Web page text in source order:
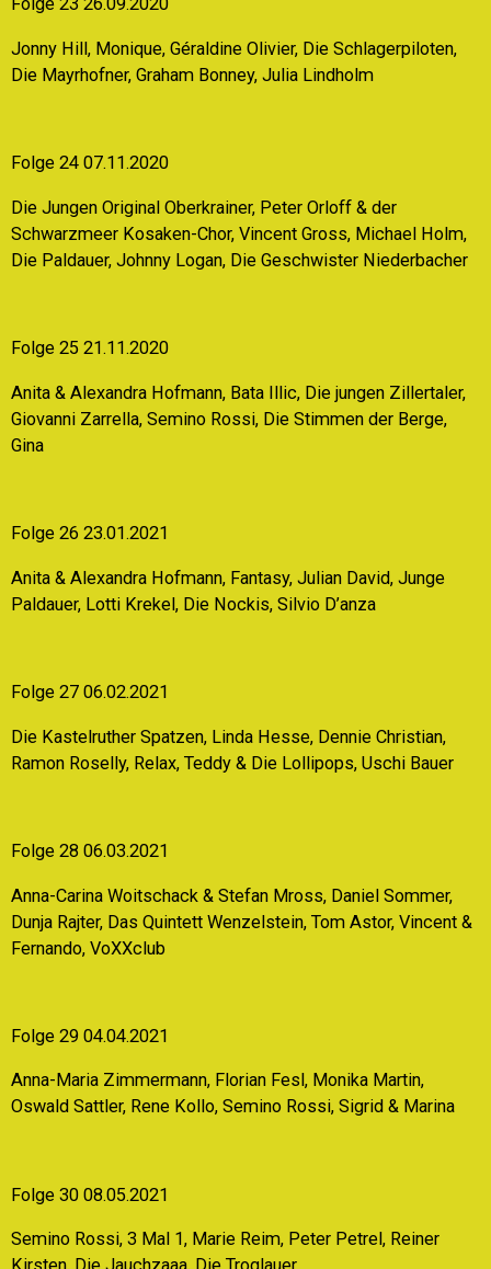
Jonny Hill, Monique, Géraldine Olivier, Die Schlagerpiloten,
Die Mayrhofner, Graham Bonney, Julia Lindholm
Folge 24 07.11.2020
Die Jungen Original Oberkrainer, Peter Orloff & der
Schwarzmeer Kosaken-Chor, Vincent Gross, Michael Holm,
Die Paldauer, Johnny Logan, Die Geschwister Niederbacher
Folge 25 21.11.2020
Anita & Alexandra Hofmann, Bata Illic, Die jungen Zillertaler,
Giovanni Zarrella, Semino Rossi, Die Stimmen der Berge,
Gina
Folge 26 23.01.2021
Anita & Alexandra Hofmann, Fantasy, Julian David, Junge
Paldauer, Lotti Krekel, Die Nockis, Silvio D’anza
Folge 27 06.02.2021
Die Kastelruther Spatzen, Linda Hesse, Dennie Christian,
Ramon Roselly, Relax, Teddy & Die Lollipops, Uschi Bauer
Folge 28 06.03.2021
Anna-Carina Woitschack & Stefan Mross, Daniel Sommer,
Dunja Rajter, Das Quintett Wenzelstein, Tom Astor, Vincent &
Fernando, VoXXclub
Folge 29 04.04.2021
Anna-Maria Zimmermann, Florian Fesl, Monika Martin,
Oswald Sattler, Rene Kollo, Semino Rossi, Sigrid & Marina
Folge 30 08.05.2021
Semino Rossi, 3 Mal 1, Marie Reim, Peter Petrel, Reiner